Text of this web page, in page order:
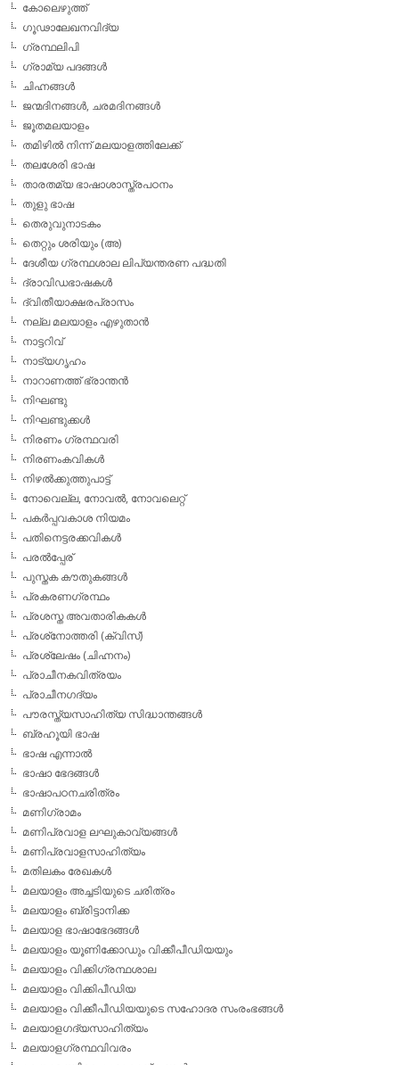
കോലെഴുത്ത്
ഗൂഢാലേഖനവിദ്യ
ഗ്രന്ഥലിപി
ഗ്രാമ്യ പദങ്ങള്‍
ചിഹ്നങ്ങള്‍
ജന്മദിനങ്ങള്‍, ചരമദിനങ്ങള്‍
ജൂതമലയാളം
തമിഴില്‍ നിന്ന് മലയാളത്തിലേക്ക്
തലശേരി ഭാഷ
താരതമ്യ ഭാഷാശാസ്ത്രപഠനം
തുളു ഭാഷ
തെരുവുനാടകം
തെറ്റും ശരിയും (അ)
ദേശീയ ഗ്രന്ഥശാല ലിപ്യന്തരണ പദ്ധതി
ദ്രാവിഡഭാഷകള്‍
ദ്വിതീയാക്ഷരപ്രാസം
നല്ല മലയാളം എഴുതാന്‍
നാട്ടറിവ്
നാട്യഗൃഹം
നാറാണത്ത് ഭ്രാന്തന്‍
നിഘണ്ടു
നിഘണ്ടുക്കള്‍
നിരണം ഗ്രന്ഥവരി
നിരണംകവികള്‍
നിഴല്‍ക്കുത്തുപാട്ട്
നോവെല്ല, നോവല്‍, നോവലെറ്റ്
പകര്‍പ്പവകാശ നിയമം
പതിനെട്ടരക്കവികള്‍
പരല്‍പ്പേര്
പുസ്തക കൗതുകങ്ങള്‍
പ്രകരണഗ്രന്ഥം
പ്രശസ്ത അവതാരികകള്‍
പ്രശ്‌നോത്തരി (ക്വിസ്)
പ്രശ്ലേഷം (ചിഹ്നനം)
പ്രാചീനകവിത്രയം
പ്രാചീനഗദ്യം
പൗരസ്ത്യസാഹിത്യ സിദ്ധാന്തങ്ങള്‍
ബ്രഹൂയി ഭാഷ
ഭാഷ എന്നാല്‍
ഭാഷാ ഭേദങ്ങള്‍
ഭാഷാപഠനചരിത്രം
മണിഗ്രാമം
മണിപ്രവാള ലഘുകാവ്യങ്ങള്‍
മണിപ്രവാളസാഹിത്യം
മതിലകം രേഖകള്‍
മലയാളം അച്ചടിയുടെ ചരിത്രം
മലയാളം ബ്രിട്ടാനിക്ക
മലയാള ഭാഷാഭേദങ്ങള്‍
മലയാളം യൂണിക്കോഡും വിക്കീപീഡിയയും
മലയാളം വിക്കിഗ്രന്ഥശാല
മലയാളം വിക്കിപീഡിയ
മലയാളം വിക്കീപീഡിയയുടെ സഹോദര സംരംഭങ്ങള്‍
മലയാളഗദ്യസാഹിത്യം
മലയാളഗ്രന്ഥവിവരം